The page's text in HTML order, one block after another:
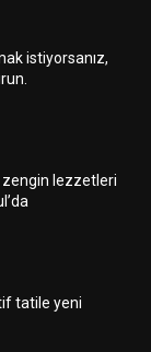
istiyorsanız,
zengin lezzetleri
tatile yeni